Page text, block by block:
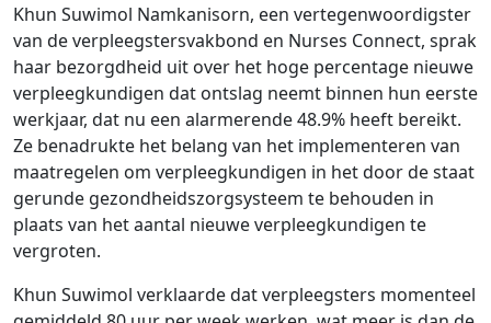
Khun Suwimol Namkanisorn, een vertegenwoordigster
van de verpleegstersvakbond en Nurses Connect, sprak
haar bezorgdheid uit over het hoge percentage nieuwe
verpleegkundigen dat ontslag neemt binnen hun eerste
werkjaar, dat nu een alarmerende 48.9% heeft bereikt.
Ze benadrukte het belang van het implementeren van
maatregelen om verpleegkundigen in het door de staat
gerunde gezondheidszorgsysteem te behouden in
plaats van het aantal nieuwe verpleegkundigen te
vergroten.
Khun Suwimol verklaarde dat verpleegsters momenteel